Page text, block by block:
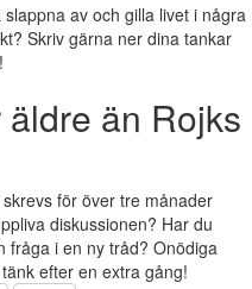
av och gilla livet i några
Skriv gärna ner dina tankar
än Rojks
för över tre månader
diskussionen? Har du
fråga i en ny tråd? Onödiga
efter en extra gång!